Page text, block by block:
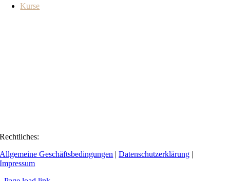
Kurse
Rechtliches:
Allgemeine Geschäftsbedingungen |Datenschutzerklärung |
Impressum